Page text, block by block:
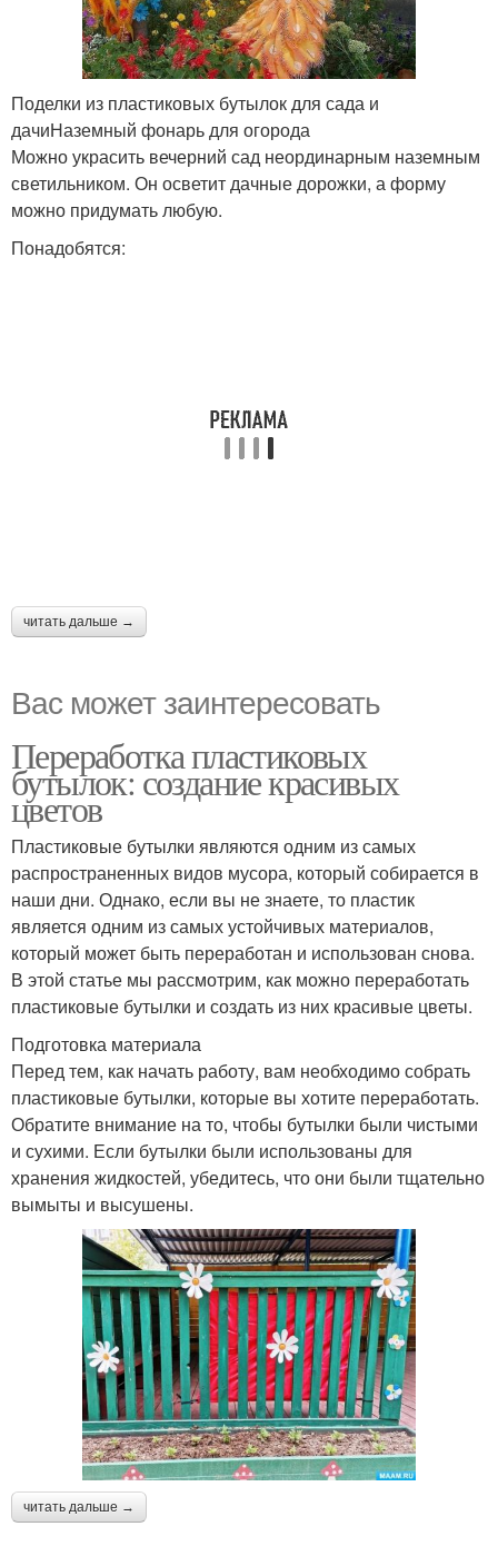
Поделки из пластиковых бутылок для сада и
дачиНаземный фонарь для огорода
Можно украсить вечерний сад неординарным наземным
светильником. Он осветит дачные дорожки, а форму
можно придумать любую.
Понадобятся:
читать дальше →
Вас может заинтересовать
Переработка пластиковых
бутылок: создание красивых
цветов
Пластиковые бутылки являются одним из самых
распространенных видов мусора, который собирается в
наши дни. Однако, если вы не знаете, то пластик
является одним из самых устойчивых материалов,
который может быть переработан и использован снова.
В этой статье мы рассмотрим, как можно переработать
пластиковые бутылки и создать из них красивые цветы.
Подготовка материала
Перед тем, как начать работу, вам необходимо собрать
пластиковые бутылки, которые вы хотите переработать.
Обратите внимание на то, чтобы бутылки были чистыми
и сухими. Если бутылки были использованы для
хранения жидкостей, убедитесь, что они были тщательно
вымыты и высушены.
читать дальше →